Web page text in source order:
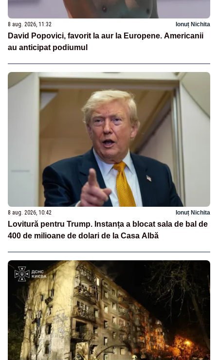
8 aug. 2026, 11:32 Ionuț Nichita
David Popovici, favorit la aur la Europene. Americanii
au anticipat podiumul
8 aug. 2026, 10:42 Ionuț Nichita
Lovitură pentru Trump. Instanța a blocat sala de bal de
400 de milioane de dolari de la Casa Albă